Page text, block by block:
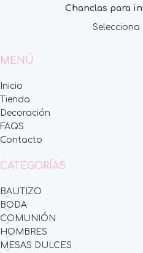
Chanclas para
Selecciona
MENÚ
Inicio
Tienda
Decoración
FAQS
Contacto
CATEGORÍAS
BAUTIZO
BODA
COMUNIÓN
HOMBRES
MESAS DULCES